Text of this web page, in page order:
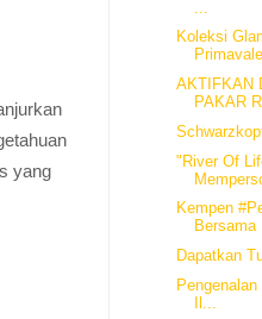
yang
Koleksi
AKTIFKAN
PAKAR
"River Of
Kempen
Bersama
Dapatkan